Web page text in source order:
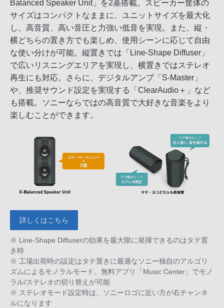
Balanced Speaker Unit」を2基搭載。スピーカー筐体の
サイズはコンパクトなままに、ユニットサイズを最大化
し、高音質、高い音圧と力強い低音を実現。また、縦・
横どちらの置き方でも楽しめ、使用シーンに応じて自由
な使い分けが可能。縦置きでは「Line-Shape Diffuser」
で広いリスニングエリアを実現し、横置きではステレオ
再生にも対応。さらに、デジタルアンプ「S-Master」
や、推奨サウンド設定を実現する「ClearAudio＋」など
も搭載。ソニーならではの高音質で大好きな音楽をより
楽しむことができます。
詳しくはこちら
※ Line-Shape Diffuserの効果を最大限に発揮できるのはタテ置
き時
※ 工場出荷時の設定はタテ置きに最適なソニー独自のアルゴリ
ズムによるモノラルモード。無料アプリ「Music Center」でモノ
ラル/ステレオの切り替えが可能
※ ステレオモード設定時は、ソニーロゴに近い方が右チャンネ
ルになります